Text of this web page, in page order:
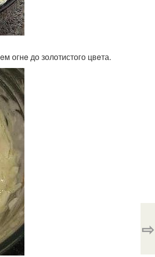
огнe до золотистого цвeта.
⇨